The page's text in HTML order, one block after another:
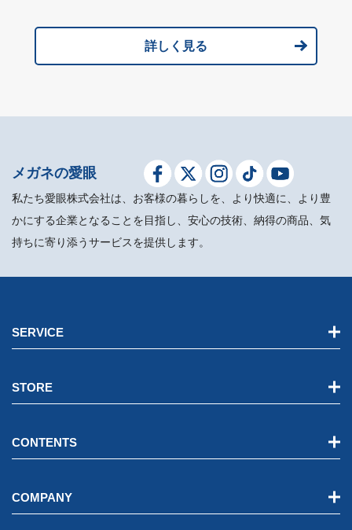
詳しく見る
メガネの愛眼
私たち愛眼株式会社は、お客様の暮らしを、より快適に、より豊
かにする企業となることを目指し、安心の技術、納得の商品、気
持ちに寄り添うサービスを提供します。
SERVICE
STORE
CONTENTS
COMPANY